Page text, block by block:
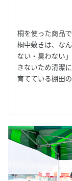
桐を使った商品
桐中敷きは、な
ない・臭わない
きないため清潔
育てている棚田